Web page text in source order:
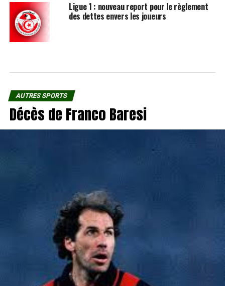
Ligue 1 : nouveau report pour le règlement
des dettes envers les joueurs
AUTRES SPORTS
Décès de Franco Baresi